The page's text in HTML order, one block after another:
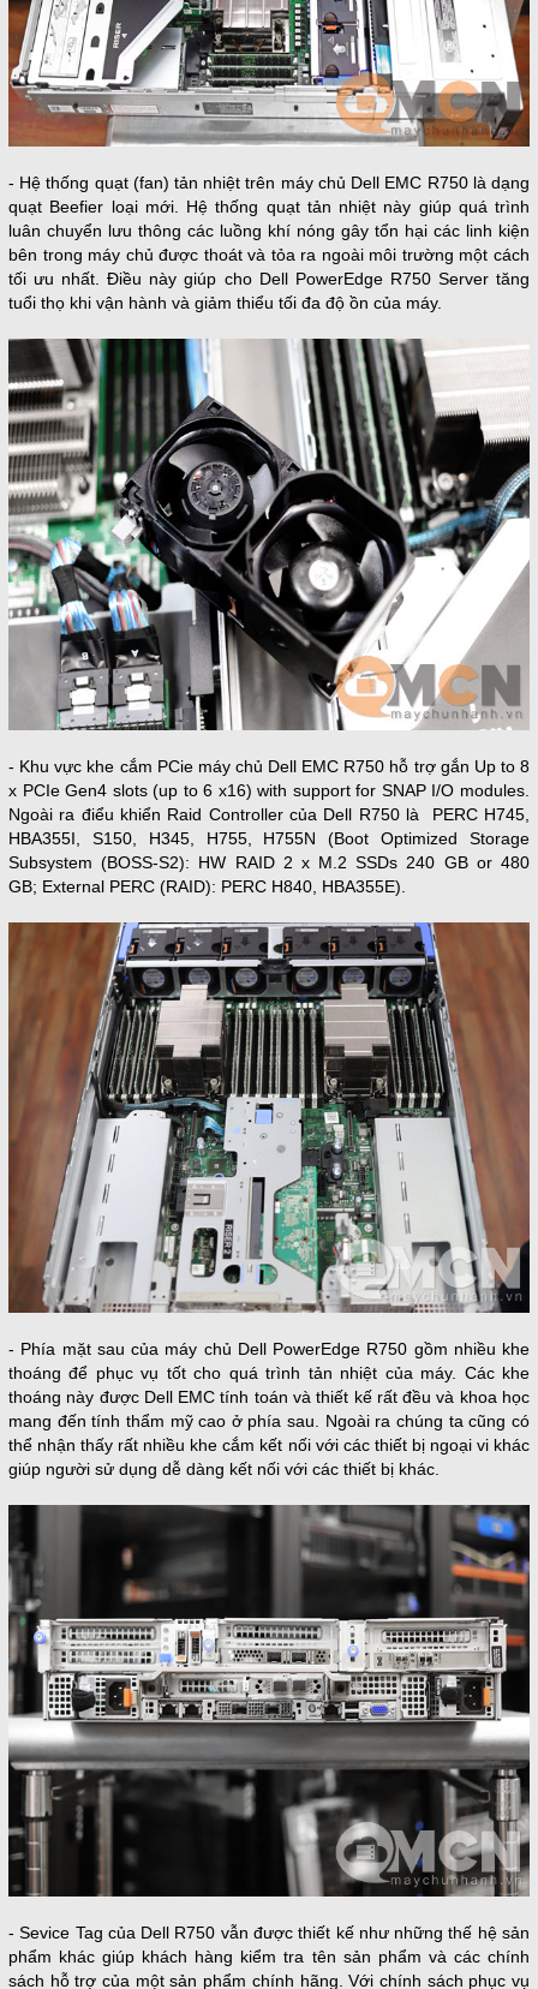
- Hệ thống quạt (fan) tản nhiệt trên máy chủ Dell EMC R750 là dạng
quạt Beefier loại mới. Hệ thống quạt tản nhiệt này giúp quá trình
luân chuyển lưu thông các luồng khí nóng gây tổn hại các linh kiện
bên trong máy chủ được thoát và tỏa ra ngoài môi trường một cách
tối ưu nhất. Điều này giúp cho Dell PowerEdge R750 Server tăng
tuổi thọ khi vận hành và giảm thiểu tối đa độ ồn của máy.
- Khu vực khe cắm PCie máy chủ Dell EMC R750 hỗ trợ gắn Up to 8
x PCIe Gen4 slots (up to 6 x16) with support for SNAP I/O modules.
Ngoài ra điểu khiển Raid Controller của Dell R750 là PERC H745,
HBA355I, S150, H345, H755, H755N (Boot Optimized Storage
Subsystem (BOSS-S2): HW RAID 2 x M.2 SSDs 240 GB or 480
GB; External PERC (RAID): PERC H840, HBA355E).
- Phía mặt sau của máy chủ Dell PowerEdge R750 gồm nhiều khe
thoáng để phục vụ tốt cho quá trình tản nhiệt của máy. Các khe
thoáng này được Dell EMC tính toán và thiết kế rất đều và khoa học
mang đến tính thẩm mỹ cao ở phía sau. Ngoài ra chúng ta cũng có
thể nhận thấy rất nhiều khe cắm kết nối với các thiết bị ngoại vi khác
giúp người sử dụng dễ dàng kết nối với các thiết bị khác.
- Sevice Tag của Dell R750 vẫn được thiết kế như những thế hệ sản
phẩm khác giúp khách hàng kiểm tra tên sản phẩm và các chính
sách hỗ trợ của một sản phẩm chính hãng. Với chính sách phục vụ